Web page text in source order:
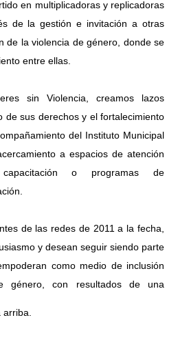
en multiplicadoras y replicadoras
de la gestión e invitación a otras
de la violencia de género, donde se
entre ellas.
sin Violencia, creamos lazos
de sus derechos y el fortalecimiento
del Instituto Municipal
a espacios de atención
o programas de
de las redes de 2011 a la fecha,
y desean seguir siendo parte
como medio de inclusión
género, con resultados de una
arriba.